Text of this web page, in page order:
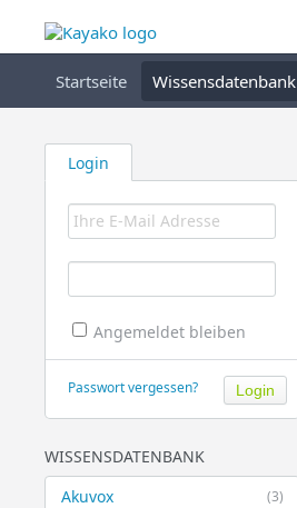
Startseite Wissensdatenbank
Login
Angemeldet bleiben
Passwort vergessen?
WISSENSDATENBANK
(3)
Akuvox